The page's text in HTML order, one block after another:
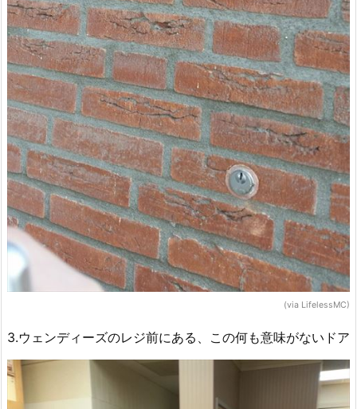
(via LifelessMC)
3.ウェンディーズのレジ前にある、この何も意味がないドア